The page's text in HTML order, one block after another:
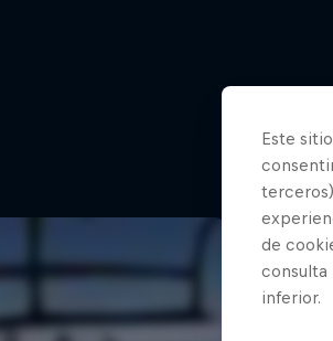
Este
de
consulta
inferior.